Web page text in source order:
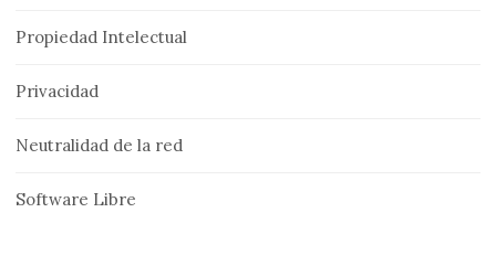
Propiedad Intelectual
Privacidad
Neutralidad de la red
Software Libre